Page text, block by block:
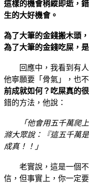
這樣的機會稍縱即逝，
生的大好機會。
為了大筆的金錢搬木頭
為了大筆的金錢吃屎，
回應中，我看到有人
他寧願要「骨氣」，也
前成就如何？吃屎真的
錯的方法，他說：
「他會用五千萬爬上
滌大眾說：『這五千萬
成真！！」
老實說，這是一個不
信，但事實上，你一定